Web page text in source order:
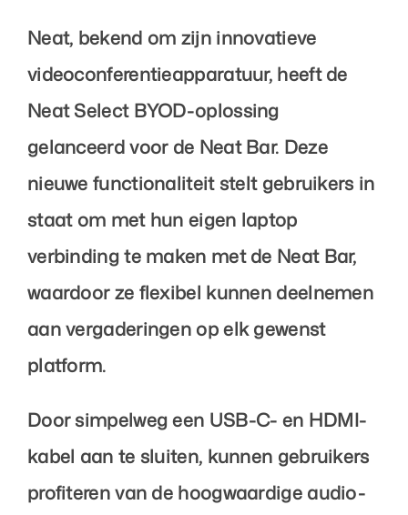
Neat, bekend om zijn innovatieve
videoconferentieapparatuur, heeft de
Neat Select BYOD-oplossing
gelanceerd voor de Neat Bar. Deze
nieuwe functionaliteit stelt gebruikers in
staat om met hun eigen laptop
verbinding te maken met de Neat Bar,
waardoor ze flexibel kunnen deelnemen
aan vergaderingen op elk gewenst
platform.
Door simpelweg een USB-C- en HDMI-
kabel aan te sluiten, kunnen gebruikers
profiteren van de hoogwaardige audio-